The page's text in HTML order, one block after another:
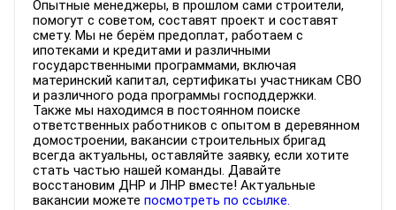
Опытные менеджеры, в прошлом сами строители,
помогут с советом, составят проект и составят
смету. Мы не берём предоплат, работаем с
ипотеками и кредитами и различными
государственными программами, включая
материнский капитал, сертификаты участникам СВО
и различного рода программы господдержки.
Также мы находимся в постоянном поиске
ответственных работников с опытом в деревянном
домостроении, вакансии строительных бригад
всегда актуальны, оставляйте заявку, если хотите
стать частью нашей команды. Давайте
восстановим ДНР и ЛНР вместе! Актуальные
вакансии можете посмотреть по ссылке.